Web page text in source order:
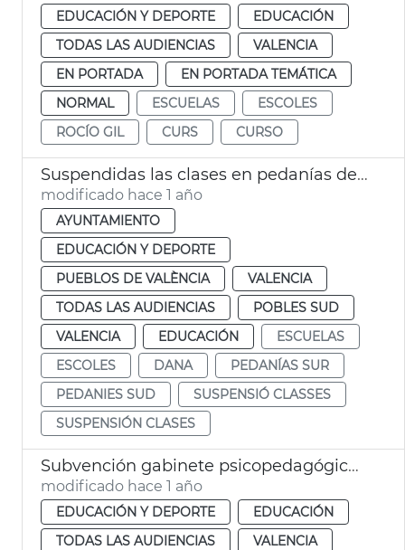
EDUCACIÓN Y DEPORTE
EDUCACIÓN
TODAS LAS AUDIENCIAS
VALENCIA
EN PORTADA
EN PORTADA TEMÁTICA
NORMAL
ESCUELAS
ESCOLES
ROCÍO GIL
CURS CURSO
Suspendidas las clases en pedanías del Sur de València por lluvias
modificado hace 1 año
AYUNTAMIENTO
EDUCACIÓN Y DEPORTE
PUEBLOS DE VALÈNCIA
VALENCIA
TODAS LAS AUDIENCIAS
POBLES SUD
VALENCIA
EDUCACIÓN
ESCUELAS
ESCOLES
DANA
PEDANÍAS SUR
PEDANIES SUD
SUSPENSIÓ CLASSES
SUSPENSIÓN CLASES
Subvención gabinete psicopedagógico escolar
modificado hace 1 año
EDUCACIÓN Y DEPORTE
EDUCACIÓN
TODAS LAS AUDIENCIAS
VALENCIA